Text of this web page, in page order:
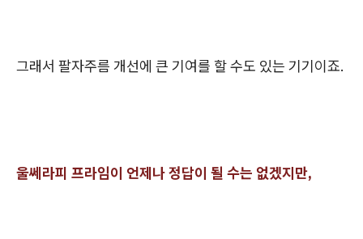
그래서 팔자주름 개선에 큰 기여를 할 수도 있는 기기이죠.
울쎄라피 프라임이 언제나 정답이 될 수는 없겠지만,